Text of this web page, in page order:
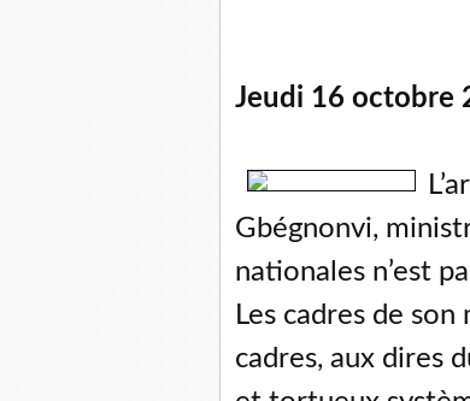
Jeudi 16 octobre
Gbégnonvi,
nationales n’est
Les cadres de
cadres, aux dires